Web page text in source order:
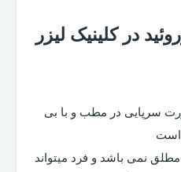
در کلینیک لیزر
سرپایی در مطب و با بی
است
نمی باشد و فرد میتواند